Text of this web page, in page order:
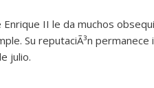
II le da muchos
Su reputaciÃ³n permanece
julio.